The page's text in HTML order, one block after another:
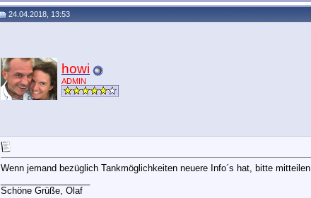
24.04.2018, 13:53
howi
ADMIN
Wenn jemand bezüglich Tankmöglichkeiten neuere Info´s hat, bitte mitteilen
Schöne Grüße, Olaf